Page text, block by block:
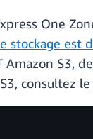
One
stockage est
Amazon S3,
consultez le